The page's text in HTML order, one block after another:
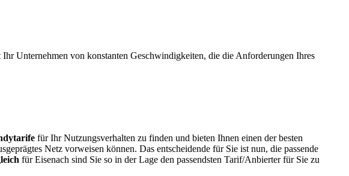
Unternehmen von konstanten Geschwindigkeiten, die die Anforderungen Ihres
für Ihr Nutzungsverhalten zu finden und bieten Ihnen einen der besten
Netz vorweisen können. Das entscheidende für Sie ist nun, die passende
für Eisenach sind Sie so in der Lage den passendsten Tarif/Anbierter für Sie zu